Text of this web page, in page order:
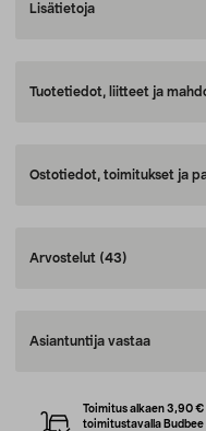
Lisätietoja
Tuotetiedot, liitteet ja
Ostotiedot, toimitukset ja
Arvostelut (43)
Asiantuntija vastaa
Toimitus alkaen 3,90 €
toimitustavalla Budbee